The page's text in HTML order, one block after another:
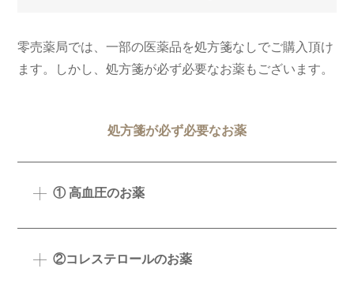
零売薬局では、一部の医薬品を処方箋なしでご購入頂け
ます。しかし、処方箋が必ず必要なお薬もございます。
処方箋が必ず必要なお薬
① 高血圧のお薬
②コレステロールのお薬